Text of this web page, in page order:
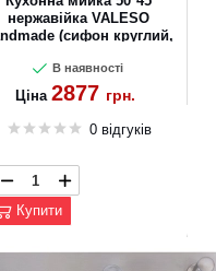
нержавійка VALESO
(сифон круглий,
В наявності
Ціна 2877 грн.
0 відгуків
Купити